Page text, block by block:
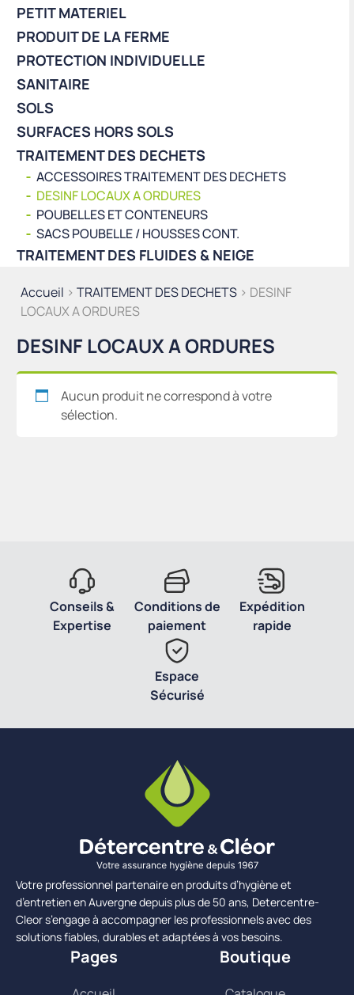
Accueil > TRAITEMENT DES DECHETS > DESINF
LOCAUX A ORDURES
DESINF LOCAUX A ORDURES
Aucun produit ne correspond à votre
sélection.
PETIT MATERIEL
PRODUIT DE LA FERME
PROTECTION INDIVIDUELLE
SANITAIRE
SOLS
SURFACES HORS SOLS
TRAITEMENT DES DECHETS
ACCESSOIRES TRAITEMENT DES DECHETS
DESINF LOCAUX A ORDURES
POUBELLES ET CONTENEURS
SACS POUBELLE / HOUSSES CONT.
TRAITEMENT DES FLUIDES & NEIGE
Conseils &
Expertise
Conditions de
paiement
Expédition
rapide
Espace
Sécurisé
Votre professionnel partenaire en produits d’hygiène et
d’entretien en Auvergne depuis plus de 50 ans, Detercentre-
Cleor s’engage à accompagner les professionnels avec des
solutions fiables, durables et adaptées à vos besoins.
Pages Boutique